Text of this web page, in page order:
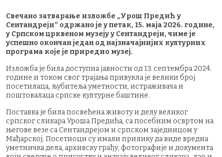
Свечано затварање изложбе „Урош Предић у
Сентандреји“ одржано је у петак, 15. маја 2026. године,
у Српском црквеном музеју у Сентандреји, чиме је
успешно окончан један од најзначајнијих културних
програма које је приредио музеј.
Изложба је била доступна јавности од 13. септембра 2024.
године и током свог трајања привукла је велики број
посетилаца, љубитеља уметности, истраживача и
поштовалаца српске културне баштине.
Поставка је била посвећена животу и делу великог
српског сликара Уроша Предића, са посебним освртом на
његове везе са Сентандрејом и српском заједницом у
Мађарској. Посетиоци су имали прилику да виде вредна
уметничка дела, архивску грађу, фотографије и документа